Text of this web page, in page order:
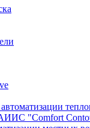
"Comfort